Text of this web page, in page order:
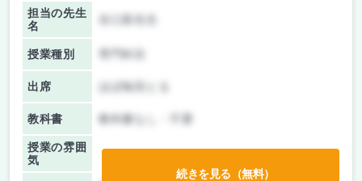
担当の先生
名
授業種別
出席 ほぼ毎回とる
教科書 教科書なし・不要
授業の雰囲
気
続きを見る（無料）